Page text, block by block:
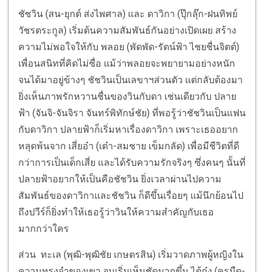
ชัชวิน (สน-ยุกต์ ส่งไพศาล) และ ดาวิกา (ปุ๊กลุ๊ก-ฝนทิพย์
วัชรตระกูล) เริ่มต้นความสัมพันธ์กันอย่างเปิดเผย สร้าง
ความไม่พอใจให้กับ พลอย (พัดพัด-รัตน์ฟ้า ไชยชื่นจิตต์)
เพื่อนสนิทที่คิดไม่ซื่อ แม้ว่าพลอยจะพยายามอย่างหนัก
จนได้มาอยู่ข้างๆ ชัชวินเป็นเลขาฯส่วนตัว แต่กลับต้องมา
ยิ่งเห็นภาพรักหวานชื่นของวินกับดา เช่นเดียวกับ ปลาย
ฟ้า (จันจิ-จันจิรา จันทร์พิทักษ์ชัย) ที่พอรู้ว่าชัชวินเป็นแฟน
กับดาวิกา ปลายฟ้าก็เริ่มหาเรื่องดาวิกา เพราะเธออยาก
หลุดพ้นจาก เสี่ยอ๋า (เต๋า-สมชาย เข็มกลัด) เพื่อมีชีวิตที่ดี
กว่าการเป็นเด็กเสี่ย และได้รับความรักจริงๆ ซึ่งคนๆ นั้นที่
ปลายฟ้าอยากให้เป็นคือชัชวิน ยิ่งเวลาผ่านไปความ
สัมพันธ์ของดาวิกาและชัชวิน ก็ดีขึ้นเรื่อยๆ แม้นึกย้อนไป
ถึงปวีร์ก็ยิ่งทำให้เธอรู้ว่าวินให้ความสำคัญกับเธอ
มากกว่าใคร
ส่วน ทะเล (พุฒิ-พุฒิชัย เกษตรสิน) เริ่มวาดภาพผู้หญิงใน